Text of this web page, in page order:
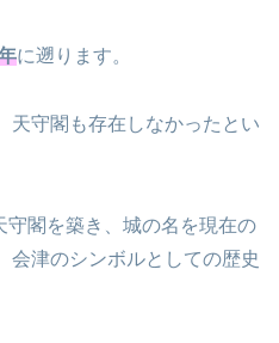
に遡ります。
天守閣も存在しなかったとい
閣を築き、城の名を現在の
会津のシンボルとしての歴史